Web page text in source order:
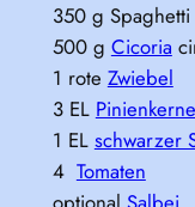
350 g Spaghetti
500 g Cicoria
1 rote Zwiebel
3 EL Pinienkerne
1 EL schwarzer
4 Tomaten